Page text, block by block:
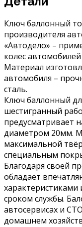
Ключ баллонный
производителя
«Автодело» –
колес
Материал
автомобиля –
сталь.
Ключ баллонный
шестигранный
предусматривает
диаметром 20мм.
максимальной
специальным
Благодаря своей
обладает
сроком службы.
автосервисах и
домашнем